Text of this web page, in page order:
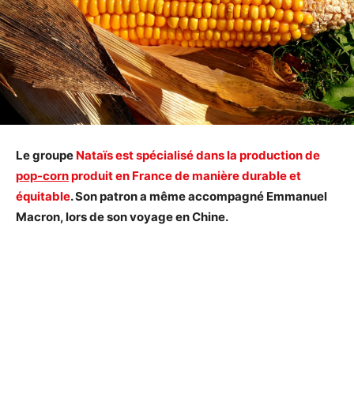
Le groupe Nataïs est spécialisé dans la production de
pop-cornproduit en France de manière durable et
équitable. Son patron a même accompagné Emmanuel
Macron, lors de son voyage en Chine.